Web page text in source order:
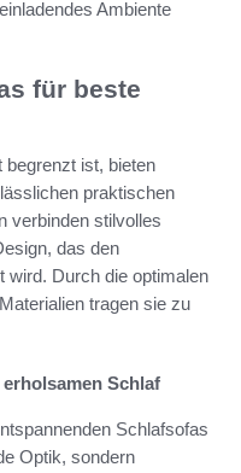
Ambiente
für beste
begrenzt ist, bieten
praktischen
verbinden stilvolles
das den
wird. Durch die optimalen
tragen sie zu
Schlaf
Schlafsofas
Optik, sondern